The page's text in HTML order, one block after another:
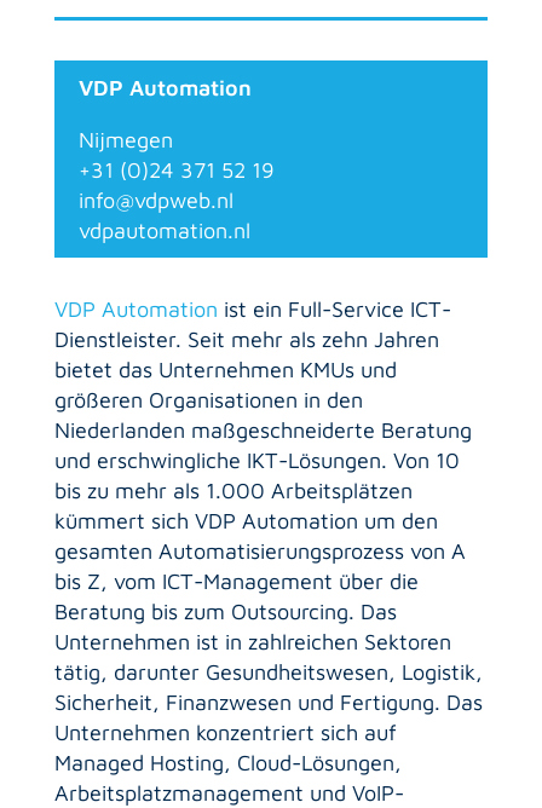
VDP Automation
Nijmegen
+31 (0)24 371 52 19
info@vdpweb.nl
vdpautomation.nl
VDP Automation ist ein Full-Service ICT-
Dienstleister. Seit mehr als zehn Jahren
bietet das Unternehmen KMUs und
größeren Organisationen in den
Niederlanden maßgeschneiderte Beratung
und erschwingliche IKT-Lösungen. Von 10
bis zu mehr als 1.000 Arbeitsplätzen
kümmert sich VDP Automation um den
gesamten Automatisierungsprozess von A
bis Z, vom ICT-Management über die
Beratung bis zum Outsourcing. Das
Unternehmen ist in zahlreichen Sektoren
tätig, darunter Gesundheitswesen, Logistik,
Sicherheit, Finanzwesen und Fertigung. Das
Unternehmen konzentriert sich auf
Managed Hosting, Cloud-Lösungen,
Arbeitsplatzmanagement und VoIP-